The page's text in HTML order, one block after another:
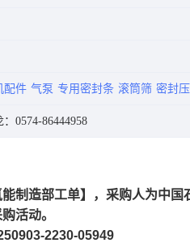
配件 气泵 专用密封条 滚筒筛 密封
：0574-86444958
制造部工单】，采购人为中
活动。
2230-05949